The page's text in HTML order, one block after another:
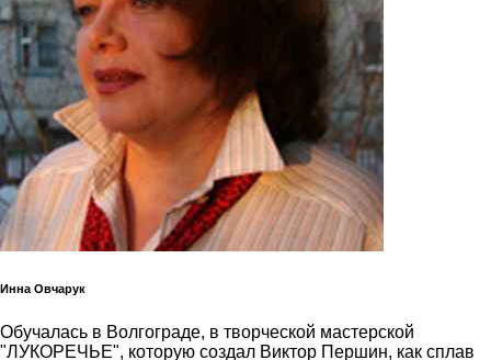
Инна Овчарук
Обучалась в Волгограде, в творческой мастерской
"ЛУКОРЕЧЬЕ", которую создал Виктор Першин, как сплав